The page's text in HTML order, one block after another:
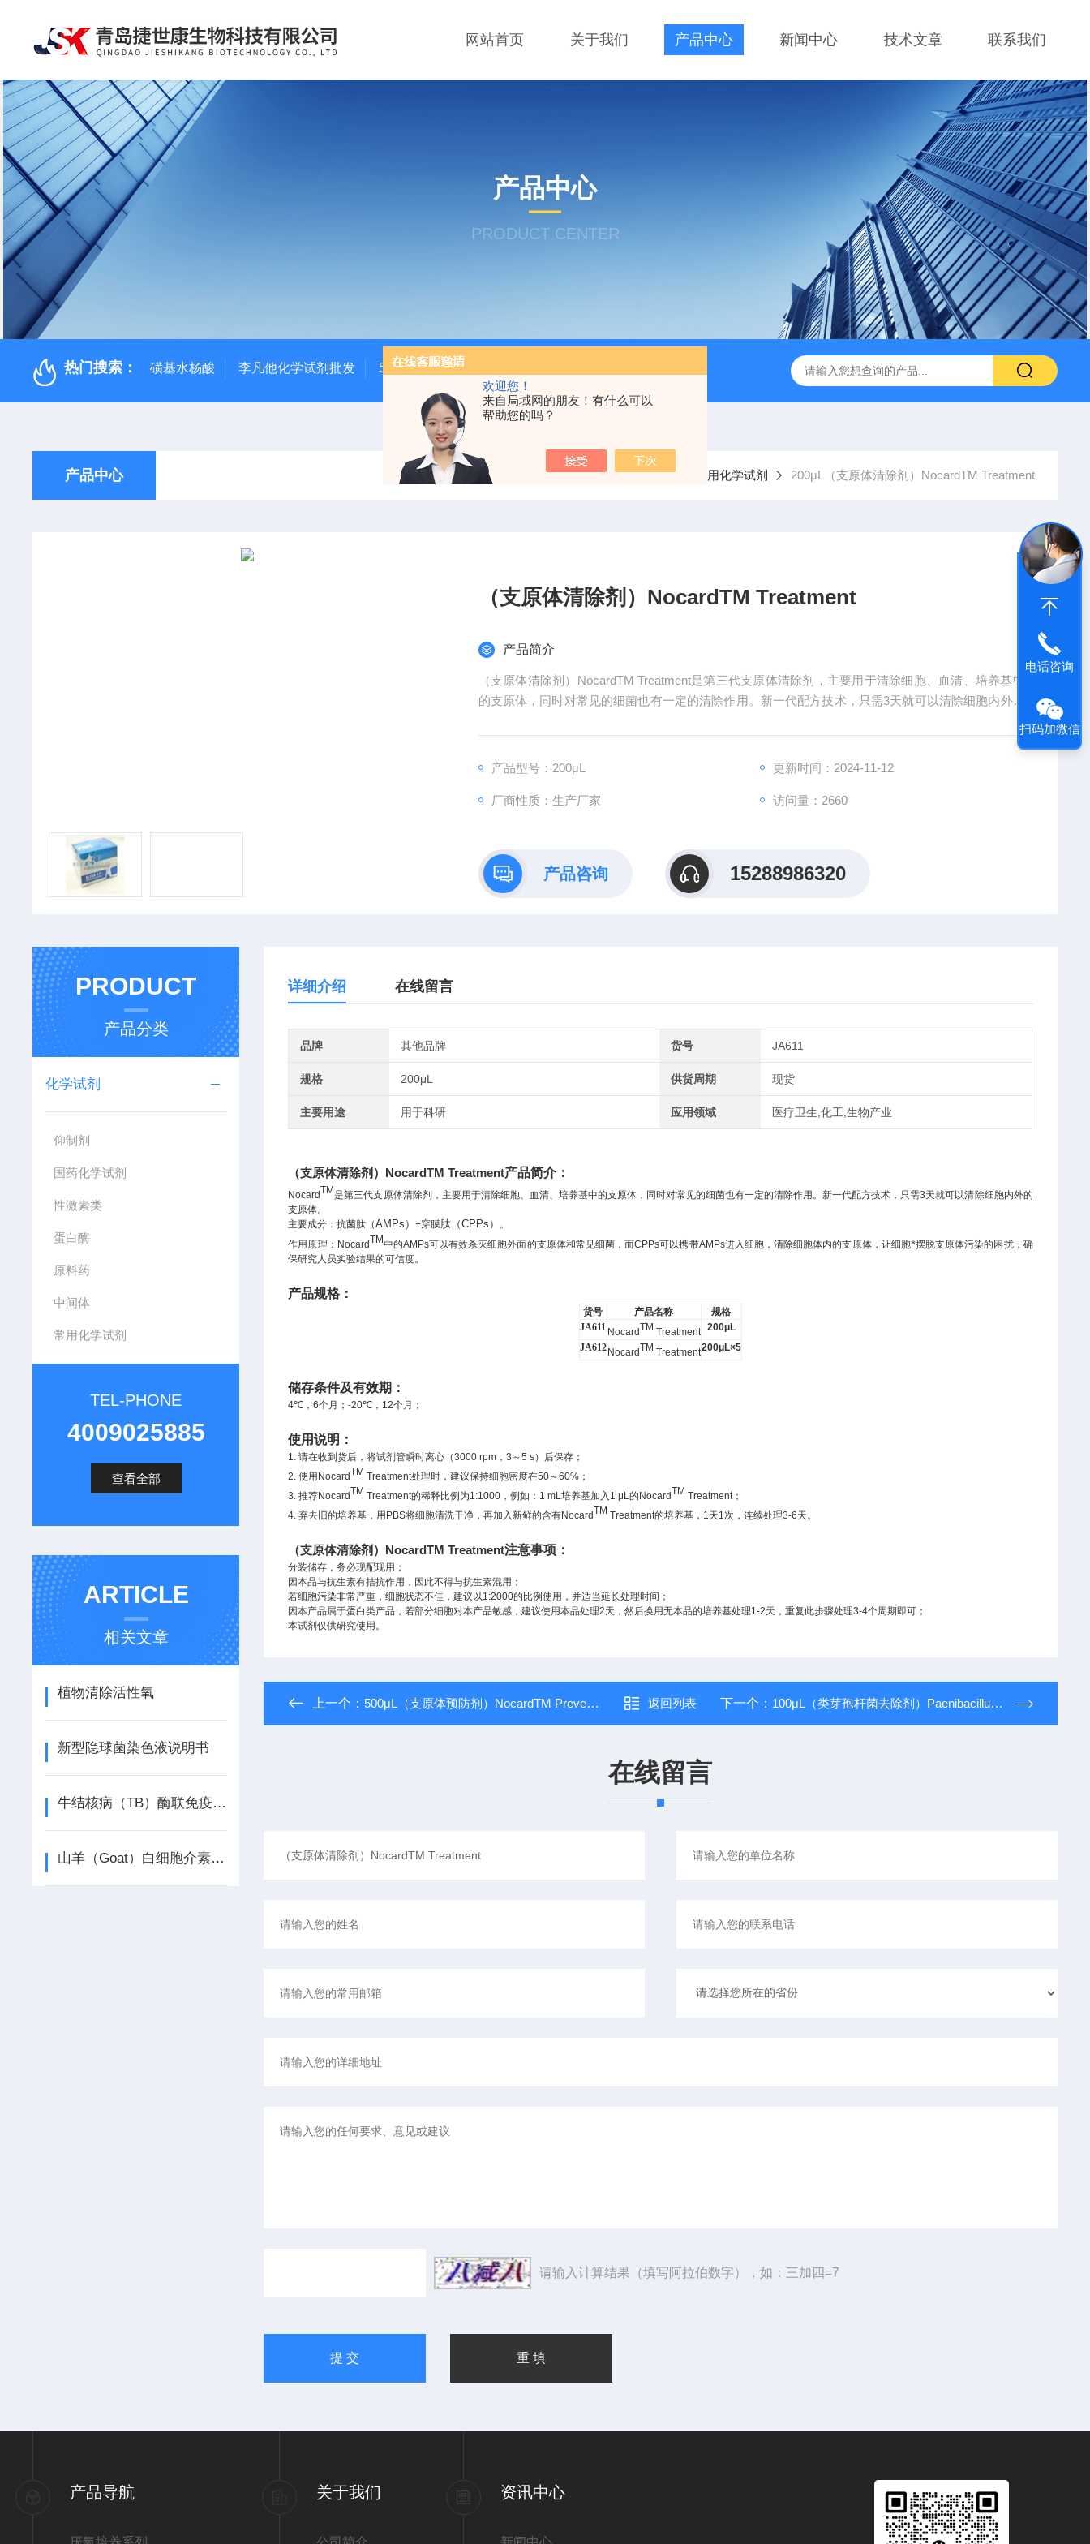
欢迎您！
来自局域网的朋友！有什么可以
帮助您的吗？
网站首页 关于我们 产品中心 新闻中心 技术文章 联系我们
产品中心
PRODUCT CENTER
热门搜索： 磺基水杨酸 李凡他化学试剂批发 500次MTS细胞增殖与细胞毒性检测试剂盒 48t/96t国产ELISA试剂盒,免费代测
产品中心 当前位置： 产品中心 化学试剂 常用化学试剂 200μL（支原体清除剂）NocardTM Treatment
（支原体清除剂）NocardTM Treatment
产品简介
（支原体清除剂）NocardTM Treatment是第三代支原体清除剂，主要用于清除细胞、血清、培养基中
的支原体，同时对常见的细菌也有一定的清除作用。新一代配方技术，只需3天就可以清除细胞内外的
产品型号：200μL 更新时间：2024-11-12
厂商性质：生产厂家 访问量：2660
产品咨询 15288986320
详细介绍 在线留言
品牌 其他品牌 货号 JA611
规格 200μL 供货周期 现货
主要用途 用于科研 应用领域 医疗卫生,化工,生物产业
（支原体清除剂）NocardTM Treatment产品简介：
NocardTM是第三代支原体清除剂，主要用于清除细胞、血清、培养基中的支原体 ，同时对常见的细菌也有一定的清除作用。新一代配方技术，只需3天就可以清除细胞内外的
支原体。
主要成分：抗菌肽（AMPs ）+穿膜肽（CPPs ） 。
作用原理： NocardTM中的AMPs可以有效杀灭细胞外面的支原体和常见细菌，而CPPs可以携带AMPs进入细胞，清除细胞体内的支原体，让细胞*摆脱支原体污染的困扰，确
保研究人员实验结果的可信度。
产品规格：
货号 产品名称
规格
JA611 NocardTM Treatment 200μL
JA612 NocardTM Treatment200μL×5
储存条件及有效期：
4℃ ，6个月；-20℃ ， 12个月；
使用说明：
1.请在收到货后，将试剂管瞬时离心（3000 rpm ，3 ～5 s）后保存；
2.使用 NocardTM Treatment处理时，建议保持细胞密度在50～60% ；
3.推荐NocardTM Treatment的稀释比例为1:1000 ，例如： 1 mL培养基加入 1 μL的 NocardTM Treatment；
4.弃去旧的培养基，用 PBS将细胞清洗干净，再加入新鲜的含有NocardTM Treatment的培养基， 1天1次，连续处理3-6天。
（支原体清除剂）NocardTM Treatment注意事项：
分装储存，务必现配现用；
因本品与抗生素有拮抗作用，因此不得与抗生素混用；
若细胞污染非常严重，细胞状态不佳，建议以1:2000的比例使用，并适当延长处理时间；
因本产品属于蛋白类产品，若部分细胞对本产品敏感，建议使用本品处理2天，然后换用无本品的培养基处理1-2天，重复此步骤处理3-4个周期即可；
本试剂仅供研究使用。
上一个：500μL（支原体预防剂）NocardTM Prevention 返回列表 下一个： 100μL（类芽孢杆菌去除剂）PaenibacillusTM Rid
在线留言
请输入计算结果（填写阿拉伯数字），如：三加四=7
PRODUCT
产品分类
化学试剂
仰制剂
国药化学试剂
性激素类
蛋白酶
原料药
中间体
常用化学试剂
TEL-PHONE
4009025885
查看全部
ARTICLE
相关文章
植物清除活性氧
新型隐球菌染色液说明书
牛结核病（TB）酶联免疫分析（ELISA） 试剂盒使用说明书
山羊（Goat）白细胞介素1β（IL-1β）ELISA检测试剂盒
产品导航 关于我们 资讯中心
电话咨询
扫码加微信